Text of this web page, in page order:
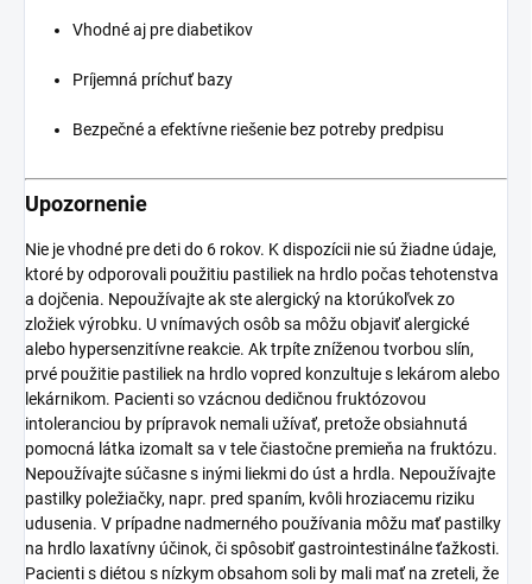
Vhodné aj pre diabetikov
Príjemná príchuť bazy
Bezpečné a efektívne riešenie bez potreby predpisu
Upozornenie
Nie je vhodné pre deti do 6 rokov. K dispozícii nie sú žiadne údaje,
ktoré by odporovali použitiu pastiliek na hrdlo počas tehotenstva
a dojčenia. Nepoužívajte ak ste alergický na ktorúkoľvek zo
zložiek výrobku. U vnímavých osôb sa môžu objaviť alergické
alebo hypersenzitívne reakcie. Ak trpíte zníženou tvorbou slín,
prvé použitie pastiliek na hrdlo vopred konzultuje s lekárom alebo
lekárnikom. Pacienti so vzácnou dedičnou fruktózovou
intoleranciou by prípravok nemali užívať, pretože obsiahnutá
pomocná látka izomalt sa v tele čiastočne premieňa na fruktózu.
Nepoužívajte súčasne s inými liekmi do úst a hrdla. Nepoužívajte
pastilky poležiačky, napr. pred spaním, kvôli hroziacemu riziku
udusenia. V prípadne nadmerného používania môžu mať pastilky
na hrdlo laxatívny účinok, či spôsobiť gastrointestinálne ťažkosti.
Pacienti s diétou s nízkym obsahom soli by mali mať na zreteli, že